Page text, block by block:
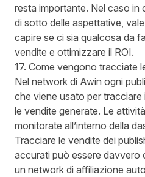
resta importante. Nel caso in
di sotto delle aspettative,
capire se ci sia qualcosa da
vendite e ottimizzare il ROI.
17. Come vengono tracciate
Nel network di Awin ogni
che viene usato per
le vendite generate. Le
monitorate all’interno della
Tracciare le vendite dei
accurati può essere davvero
un network di affiliazione